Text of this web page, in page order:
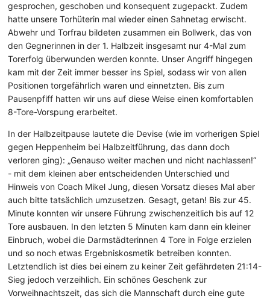
gesprochen, geschoben und konsequent zugepackt. Zudem
hatte unsere Torhüterin mal wieder einen Sahnetag erwischt.
Abwehr und Torfrau bildeten zusammen ein Bollwerk, das von
den Gegnerinnen in der 1. Halbzeit insgesamt nur 4-Mal zum
Torerfolg überwunden werden konnte. Unser Angriff hingegen
kam mit der Zeit immer besser ins Spiel, sodass wir von allen
Positionen torgefährlich waren und einnetzten. Bis zum
Pausenpfiff hatten wir uns auf diese Weise einen komfortablen
8-Tore-Vorspung erarbeitet.
In der Halbzeitpause lautete die Devise (wie im vorherigen Spiel
gegen Heppenheim bei Halbzeitführung, das dann doch
verloren ging): „Genauso weiter machen und nicht nachlassen!“
- mit dem kleinen aber entscheidenden Unterschied und
Hinweis von Coach Mikel Jung, diesen Vorsatz dieses Mal aber
auch bitte tatsächlich umzusetzen. Gesagt, getan! Bis zur 45.
Minute konnten wir unsere Führung zwischenzeitlich bis auf 12
Tore ausbauen. In den letzten 5 Minuten kam dann ein kleiner
Einbruch, wobei die Darmstädterinnen 4 Tore in Folge erzielen
und so noch etwas Ergebniskosmetik betreiben konnten.
Letztendlich ist dies bei einem zu keiner Zeit gefährdeten 21:14-
Sieg jedoch verzeihlich. Ein schönes Geschenk zur
Vorweihnachtszeit, das sich die Mannschaft durch eine gute